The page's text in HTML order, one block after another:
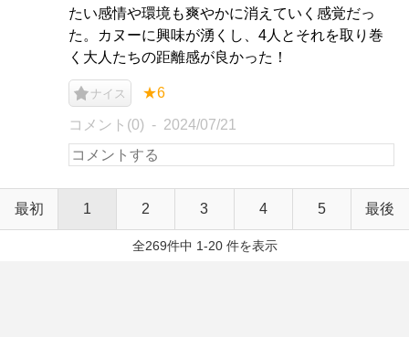
たい感情や環境も爽やかに消えていく感覚だっ
た。カヌーに興味が湧くし、4人とそれを取り巻
く大人たちの距離感が良かった！
ナイス ★6
コメント(0) 2024/07/21
最初 1 2 3 4 5 最後
全269件中 1-20 件を表示